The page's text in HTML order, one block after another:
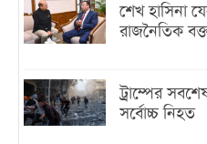
শেখ হাসিনা
রাজনৈতিক
ট্রাম্পের
সর্বোচ্চ নিহত